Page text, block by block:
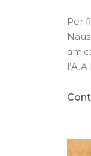
Per